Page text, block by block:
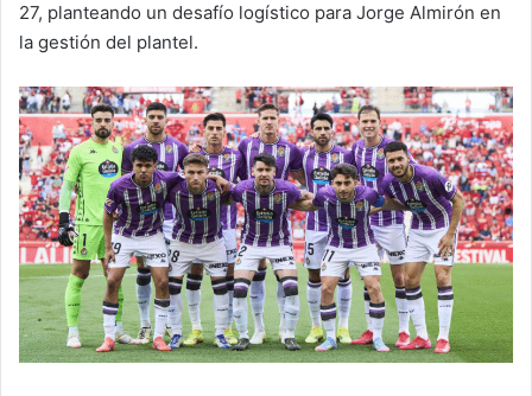
27, planteando un desafío logístico para Jorge Almirón en
la gestión del plantel.